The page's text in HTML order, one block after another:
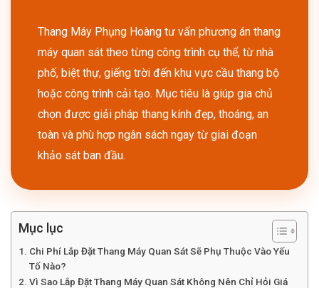
Thang Máy Phụng Hoàng tư vấn phương án thang
máy quan sát theo từng công trình cụ thể, từ nhà
phố, biệt thự, giếng trời đến khu vực cầu thang bộ
hoặc công trình cải tạo. Mục tiêu là giúp gia chủ
chọn được giải pháp thang kính đẹp, thoáng, an
toàn và phù hợp ngân sách ngay từ giai đoạn
khảo sát ban đầu.
Mục lục
Chi Phí Lắp Đặt Thang Máy Quan Sát Sẽ Phụ Thuộc Vào Yếu
Tố Nào?
Vì Sao Lắp Đặt Thang Máy Quan Sát Không Nên Chỉ Hỏi Giá